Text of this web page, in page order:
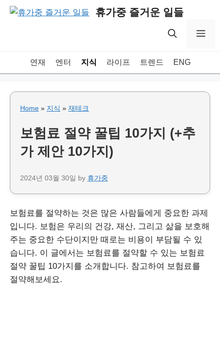
Skip
휴가중 즐거운 일들
연재 엔터 지식 라이프 트렌드 ENG
Home » 지식 » 재테크
보험료 절약 꿀팁 10가지 (+추
가 제안 10가지)
2024년 03월 30일 by 휴가중
보험료를 절약하는 것은 많은 사람들에게 중요한 과제
입니다. 보험은 우리의 건강, 재산, 그리고 삶을 보호해
주는 중요한 수단이지만 때로는 비용이 부담될 수 있
습니다. 이 글에서는 보험료를 절약할 수 있는 보험료
절약 꿀팁 10가지를 소개합니다. 참고하여 보험료를
절약해보세요.